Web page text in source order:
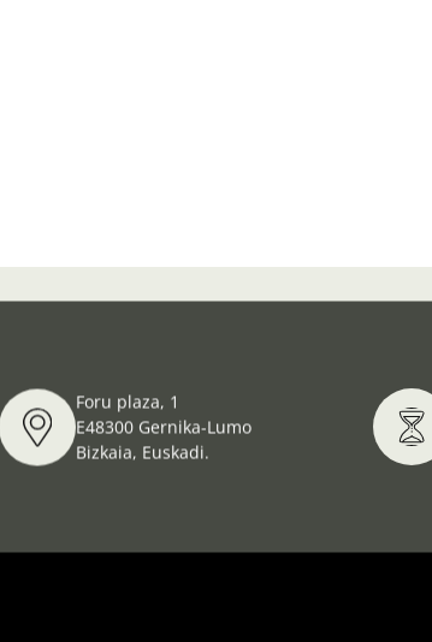
Foru plaza, 1
E48300 Gernika-Lumo
Bizkaia, Euskadi.